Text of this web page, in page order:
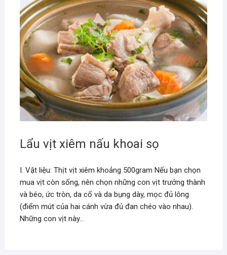
Lẩu vịt xiêm nấu khoai sọ
I. Vật liệu: Thịt vịt xiêm khoảng 500gram Nếu bạn chọn
mua vịt còn sống, nên chọn những con vịt trưởng thành
và béo, ức tròn, da cổ và da bụng dày, mọc đủ lông
(điểm mút của hai cánh vừa đủ đan chéo vào nhau).
Những con vịt này…